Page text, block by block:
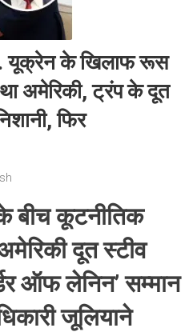
यूक्रेन के खिलाफ रूस
अमेरिकी, ट्रंप के दूत
फिर
कूटनीतिक
दूत स्टीव
ऑफ लेनिन’ सम्मान
जूलियाने